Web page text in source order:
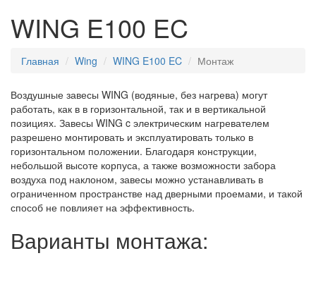
WING E100 EC
Главная Wing WING E100 EC Монтаж
Воздушные завесы WING (водяные, без нагрева) могут
работать, как в в горизонтальной, так и в вертикальной
позициях. Завесы WING c электрическим нагревателем
разрешено монтировать и эксплуатировать только в
горизонтальном положении. Благодаря конструкции,
небольшой высоте корпуса, а также возможности забора
воздуха под наклоном, завесы можно устанавливать в
ограниченном пространстве над дверными проемами, и такой
способ не повлияет на эффективность.
Варианты монтажа: